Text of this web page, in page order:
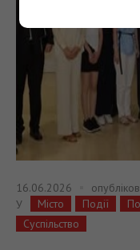
16.06.2026
У
Місто Події
Суспільство